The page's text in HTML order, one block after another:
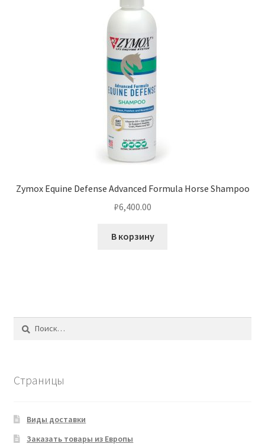
Zymox Equine Defense Advanced Formula Horse Shampoo
₽6,400.00
В корзину
Найти:
Страницы
Виды доставки
Заказать товары из Европы